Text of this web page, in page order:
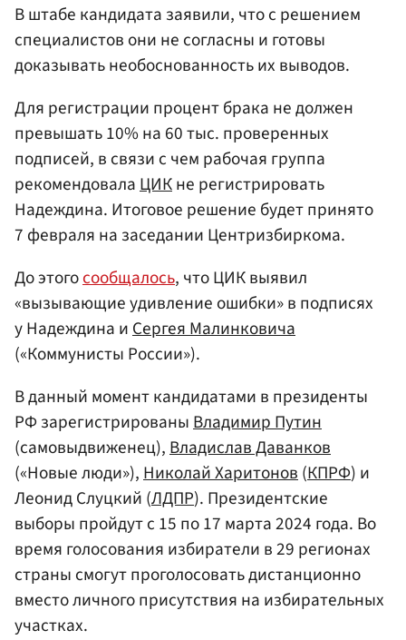
В штабе кандидата заявили, что с решением
специалистов они не согласны и готовы
доказывать необоснованность их выводов.
Для регистрации процент брака не должен
превышать 10% на 60 тыс. проверенных
подписей, в связи с чем рабочая группа
рекомендовалаЦИКне регистрировать
Надеждина. Итоговое решение будет принято
7 февраля на заседании Центризбиркома.
До этогосообщалось, что ЦИК выявил
«вызывающие удивление ошибки» в подписях
у Надеждина иСергея Малинковича
(«Коммунисты России»).
В данный момент кандидатами в президенты
РФ зарегистрированыВладимир Путин
(самовыдвиженец),Владислав Даванков
(«Новые люди»),Николай Харитонов(КПРФ) и
Леонид Слуцкий (ЛДПР). Президентские
выборы пройдут с 15 по 17 марта 2024 года. Во
время голосования избиратели в 29 регионах
страны смогут проголосовать дистанционно
вместо личного присутствия на избирательных
участках.